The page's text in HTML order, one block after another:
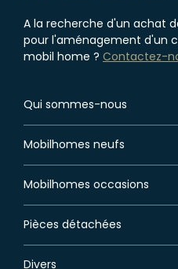
A la recherche d'un achat
pour l'aménagement d'un
mobil home ? Contactez-
Qui sommes-nous
Mobilhomes neufs
Mobilhomes occasions
Pièces détachées
Divers